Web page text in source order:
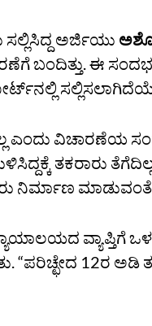
ಸಲ್ಲಿಸಿದ್ದ ಅರ್ಜಿಯು
ಬಂದಿತ್ತು. ಈ
ಸಲ್ಲಿಸಲಾಗಿದೆಯೇ
ಎಂದು ವಿಚಾರಣೆಯ
ತಕರಾರು
ನಿರ್ಮಾಣ
ವ್ಯಾಪ್ತಿಗೆ
“ಪರಿಚ್ಛೇದ 12ರ ಅಡಿ